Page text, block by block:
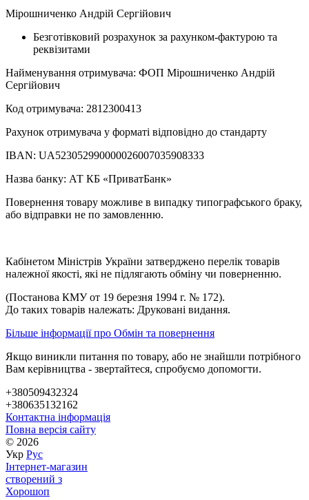
Мірошниченко Андрій Сергійович
Безготівковий розрахунок за рахунком-фактурою та
реквізитами
Найменування отримувача: ФОП Мірошниченко Андрій
Сергійович
Код отримувача: 2812300413
Рахунок отримувача у форматі відповідно до стандарту
IBAN: UA523052990000026007035908333
Назва банку: АТ КБ «ПриватБанк»
Повернення товару можливе в випадку типографського браку,
або відправки не по замовленню.
Кабінетом Міністрів України затверджено перелік товарів
належної якості, які не підлягають обміну чи поверненню.
(Постанова КМУ от 19 березня 1994 г. № 172).
До таких товарів належать: Друковані видання.
Більше інформації про Обмін та повернення
Якщо виникли питання по товару, або не знайшли потрібного
Вам керівництва - звертайтеся, спробуємо допомогти.
+380509432324
+380635132162
Контактна інформація
Повна версія сайту
© 2026
Укр Рус
Інтернет-магазин
створений з
Хорошоп